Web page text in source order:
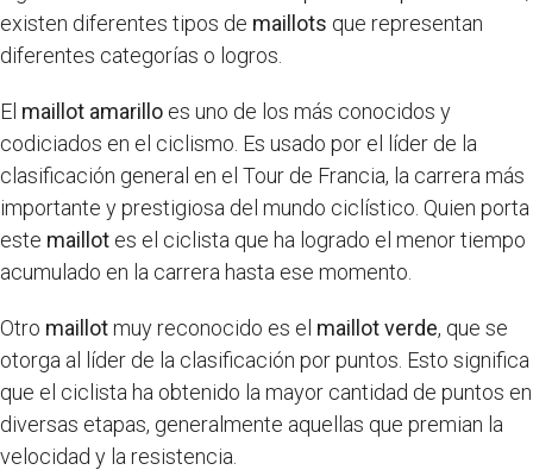
existen diferentes tipos de maillots que representan
diferentes categorías o logros.
El maillot amarillo es uno de los más conocidos y
codiciados en el ciclismo. Es usado por el líder de la
clasificación general en el Tour de Francia, la carrera más
importante y prestigiosa del mundo ciclístico. Quien porta
este maillot es el ciclista que ha logrado el menor tiempo
acumulado en la carrera hasta ese momento.
Otro maillotmuy reconocido es el maillot verde, que se
otorga al líder de la clasificación por puntos. Esto significa
que el ciclista ha obtenido la mayor cantidad de puntos en
diversas etapas, generalmente aquellas que premian la
velocidad y la resistencia.